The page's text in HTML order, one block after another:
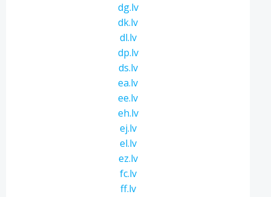
dg.lv
dk.lv
dl.lv
dp.lv
ds.lv
ea.lv
ee.lv
eh.lv
ej.lv
el.lv
ez.lv
fc.lv
ff.lv